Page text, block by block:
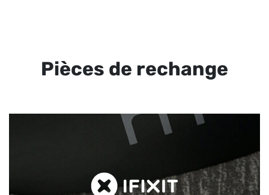
Pièces de rechange